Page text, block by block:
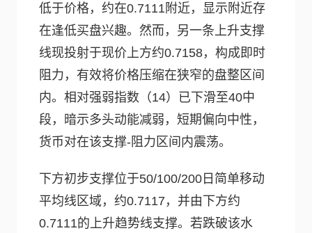
低于价格，约在0.7111附近，显示附近存
在逢低买盘兴趣。然而，另一条上升支撑
线现投射于现价上方约0.7158，构成即时
阻力，有效将价格压缩在狭窄的盘整区间
内。相对强弱指数（14）已下滑至40中
段，暗示多头动能减弱，短期偏向中性，
货币对在该支撑-阻力区间内震荡。
下方初步支撑位于50/100/200日简单移动
平均线区域，约0.7117，并由下方约
0.7111的上升趋势线支撑。若跌破该水